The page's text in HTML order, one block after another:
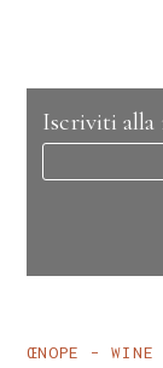
Iscriviti alla
ŒNOPE – WINE